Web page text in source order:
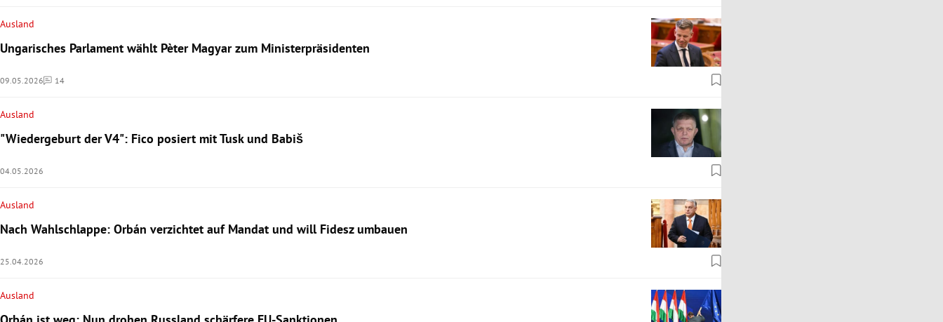
Ausland
Ungarisches Parlament wählt Pèter Magyar zum Ministerpräsidenten
09.05.2026 14
Kommentare
Ausland
"Wiedergeburt der V4": Fico posiert mit Tusk und Babiš
04.05.2026
Ausland
Nach Wahlschlappe: Orbán verzichtet auf Mandat und will Fidesz umbauen
25.04.2026
Ausland